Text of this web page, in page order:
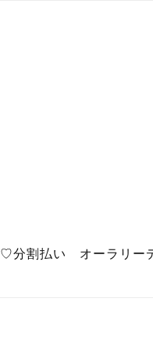
♡分割払い オーラリー